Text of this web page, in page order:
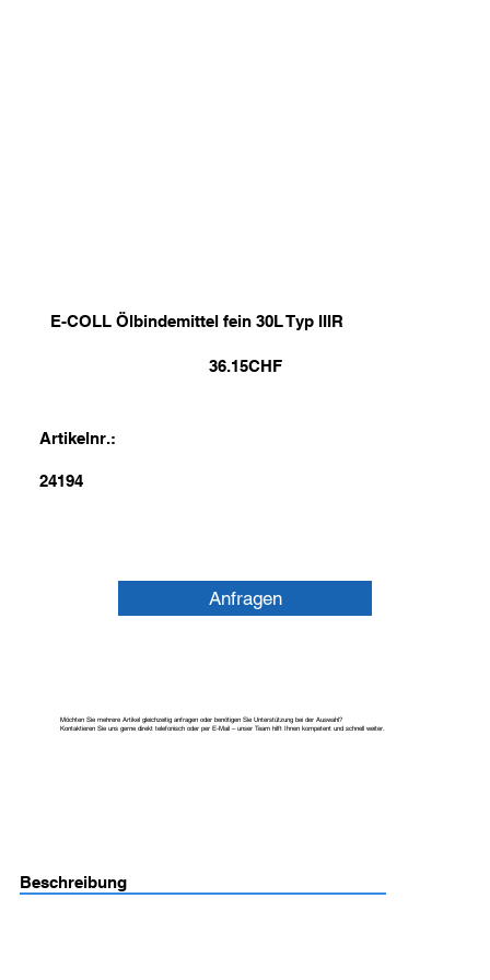
E-COLL Ölbindemittel fein 30L Typ IIIR
36.15CHF
Artikelnr.:
24194
Anfragen
Möchten Sie mehrere Artikel gleichzeitig anfragen oder benötigen Sie Unterstützung bei der Auswahl?
Kontaktieren Sie uns gerne direkt telefonisch oder per E-Mail – unser Team hilft Ihnen kompetent und schnell weiter.
Beschreibung